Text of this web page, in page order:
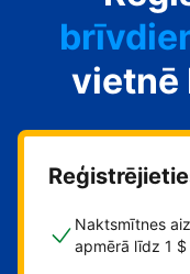
vietnē
Naktsmītnes
apmērā līdz 1 $